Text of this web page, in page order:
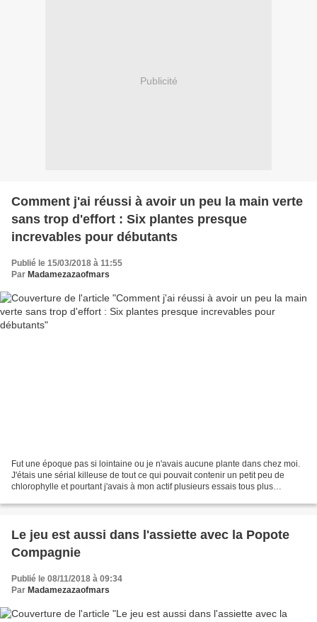
Publicité
Comment j'ai réussi à avoir un peu la main verte
sans trop d'effort : Six plantes presque
increvables pour débutants
Publié le 15/03/2018 à 11:55
Par Madamezazaofmars
Fut une époque pas si lointaine ou je n'avais aucune plante dans chez moi.
J'étais une sérial killeuse de tout ce qui pouvait contenir un petit peu de
chlorophylle et pourtant j'avais à mon actif plusieurs essais tous plus
Le jeu est aussi dans l'assiette avec la Popote
Compagnie
Publié le 08/11/2018 à 09:34
Par Madamezazaofmars